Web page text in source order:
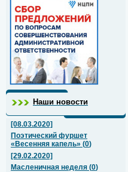
Наши новости
[08.03.2020]
Поэтический фуршет
«Весенняя капель» (0)
[29.02.2020]
Масленичная неделя (0)